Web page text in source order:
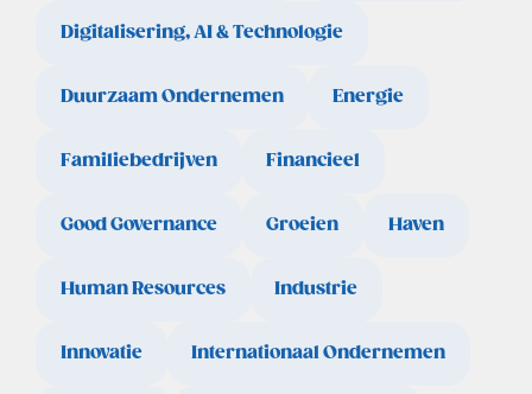
Digitalisering, AI & Technologie
Duurzaam Ondernemen Energie
Familiebedrijven Financieel
Good Governance Groeien Haven
Human Resources Industrie
Innovatie Internationaal Ondernemen